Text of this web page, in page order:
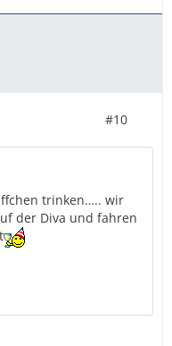
#10
trinken….. wir
der Diva und fahren